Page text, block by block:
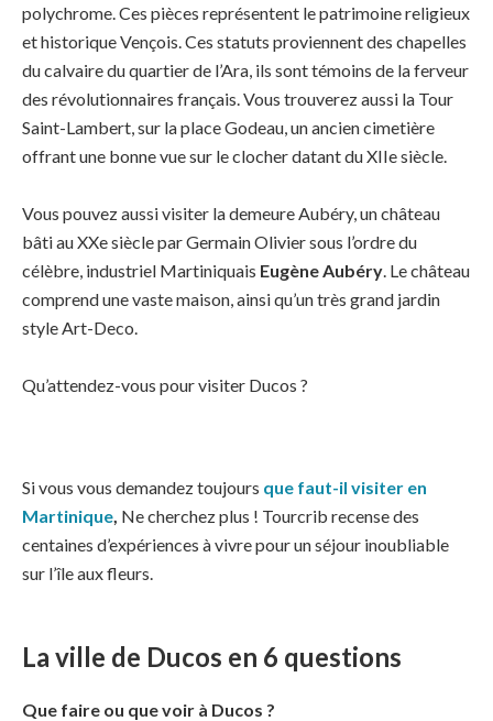
polychrome. Ces pièces représentent le patrimoine religieux
et historique Vençois. Ces statuts proviennent des chapelles
du calvaire du quartier de l’Ara, ils sont témoins de la ferveur
des révolutionnaires français. Vous trouverez aussi la Tour
Saint-Lambert, sur la place Godeau, un ancien cimetière
offrant une bonne vue sur le clocher datant du XIIe siècle.
Vous pouvez aussi visiter la demeure Aubéry, un château
bâti au XXe siècle par Germain Olivier sous l’ordre du
célèbre, industriel Martiniquais Eugène Aubéry. Le château
comprend une vaste maison, ainsi qu’un très grand jardin
style Art-Deco.
Qu’attendez-vous pour visiter Ducos ?
Si vous vous demandez toujours que faut-il visiter en
Martinique, Ne cherchez plus ! Tourcrib recense des
centaines d’expériences à vivre pour un séjour inoubliable
sur l’île aux fleurs.
La ville de Ducos en 6 questions
Que faire ou que voir à Ducos ?